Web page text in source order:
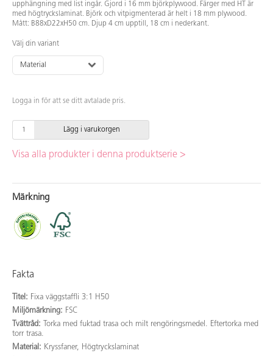
upphängning med list ingår. Gjord i 16 mm björkplywood. Färger med HT är
med högtryckslaminat. Björk och vitpigmenterad är helt i 18 mm plywood.
Mått: B88xD22xH50 cm. Djup 4 cm upptill, 18 cm i nederkant.
Välj din variant
Material
Logga in för att se ditt avtalade pris.
Lägg i varukorgen
Visa alla produkter i denna produktserie >
Märkning
Fakta
Titel: Fixa väggstaffli 3:1 H50
Miljömärkning: FSC
Tvättråd:
Torka med fuktad trasa och milt rengöringsmedel. Eftertorka med
torr trasa.
Material: Kryssfaner, Högtryckslaminat